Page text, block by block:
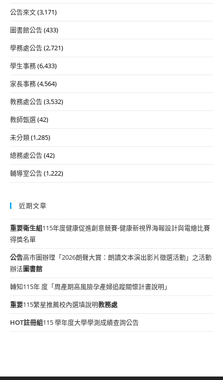
公告來文(3,171)
圖書館公告(433)
學務處公告(2,721)
學生事務(6,433)
家長事務(4,564)
教務處公告(3,532)
教師甄選(42)
未分類(1,285)
總務處公告(42)
輔導室公告(1,222)
近期文章
重要衛生組115年度健康促進創意競賽-健康新視界海報設計與電繪比賽
得獎名單
公告高市圖辦理「2026朗聲大賞：朗讀文本演出影片徵選活動」之活動
辦法圖書館
轉知115年 度「周產期高風險孕產婦追蹤關懷計畫說明」
重要115繁星推薦校內選填說明教務處
HOT註冊組115 學年度大學學測成績查詢公告